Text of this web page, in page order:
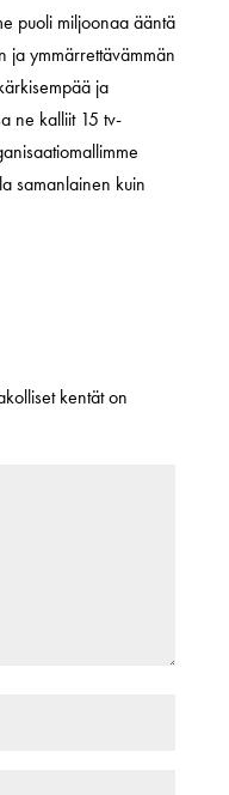
puoli miljoonaa ääntä
ja ymmärrettävämmän
ja
ne kalliit 15 tv-
samanlainen kuin
kentät on